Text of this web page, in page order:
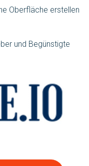
Oberfläche erstellen
und Begünstigte